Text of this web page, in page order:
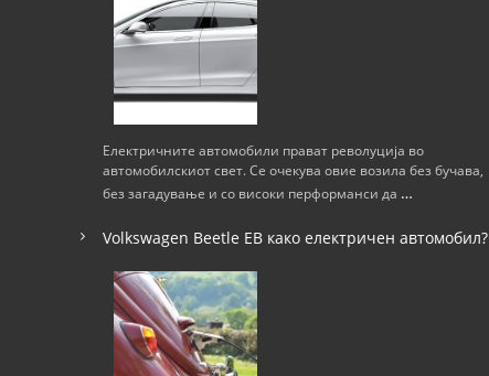
н
Електричните автомобили прават револуција во
автомобилскиот свет. Се очекува овие возила без бучава,
без загадување и со високи перформанси да …
Volkswagen Beetle ЕВ како електричен автомобил?